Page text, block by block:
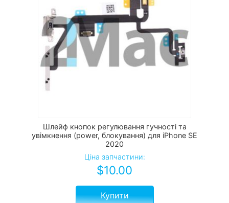
Шлейф кнопок регулювання гучності та
увімкнення (power, блокування) для iPhone SE
2020
Ціна запчастини:
$10.00
Купити